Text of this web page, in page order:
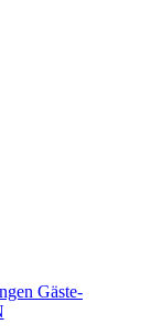
Gäste-